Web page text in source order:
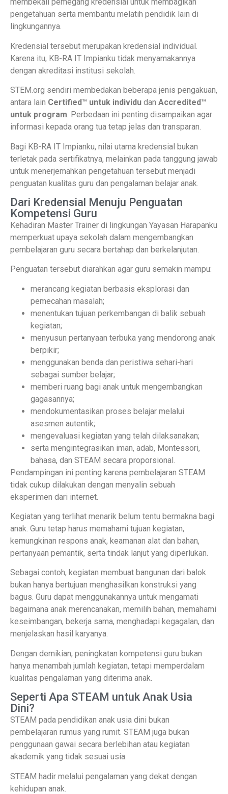
membekali pemegang kredensial untuk membagikan
pengetahuan serta membantu melatih pendidik lain di
lingkungannya.
Kredensial tersebut merupakan kredensial individual.
Karena itu, KB-RA IT Impianku tidak menyamakannya
dengan akreditasi institusi sekolah.
STEM.org sendiri membedakan beberapa jenis pengakuan,
antara lain Certified™ untuk individu dan Accredited™
untuk program. Perbedaan ini penting disampaikan agar
informasi kepada orang tua tetap jelas dan transparan.
Bagi KB-RA IT Impianku, nilai utama kredensial bukan
terletak pada sertifikatnya, melainkan pada tanggung jawab
untuk menerjemahkan pengetahuan tersebut menjadi
penguatan kualitas guru dan pengalaman belajar anak.
Dari Kredensial Menuju Penguatan
Kompetensi Guru
Kehadiran Master Trainer di lingkungan Yayasan Harapanku
memperkuat upaya sekolah dalam mengembangkan
pembelajaran guru secara bertahap dan berkelanjutan.
Penguatan tersebut diarahkan agar guru semakin mampu:
merancang kegiatan berbasis eksplorasi dan
pemecahan masalah;
menentukan tujuan perkembangan di balik sebuah
kegiatan;
menyusun pertanyaan terbuka yang mendorong anak
berpikir;
menggunakan benda dan peristiwa sehari-hari
sebagai sumber belajar;
memberi ruang bagi anak untuk mengembangkan
gagasannya;
mendokumentasikan proses belajar melalui
asesmen autentik;
mengevaluasi kegiatan yang telah dilaksanakan;
serta mengintegrasikan iman, adab, Montessori,
bahasa, dan STEAM secara proporsional.
Pendampingan ini penting karena pembelajaran STEAM
tidak cukup dilakukan dengan menyalin sebuah
eksperimen dari internet.
Kegiatan yang terlihat menarik belum tentu bermakna bagi
anak. Guru tetap harus memahami tujuan kegiatan,
kemungkinan respons anak, keamanan alat dan bahan,
pertanyaan pemantik, serta tindak lanjut yang diperlukan.
Sebagai contoh, kegiatan membuat bangunan dari balok
bukan hanya bertujuan menghasilkan konstruksi yang
bagus. Guru dapat menggunakannya untuk mengamati
bagaimana anak merencanakan, memilih bahan, memahami
keseimbangan, bekerja sama, menghadapi kegagalan, dan
menjelaskan hasil karyanya.
Dengan demikian, peningkatan kompetensi guru bukan
hanya menambah jumlah kegiatan, tetapi memperdalam
kualitas pengalaman yang diterima anak.
Seperti Apa STEAM untuk Anak Usia
Dini?
STEAM pada pendidikan anak usia dini bukan
pembelajaran rumus yang rumit. STEAM juga bukan
penggunaan gawai secara berlebihan atau kegiatan
akademik yang tidak sesuai usia.
STEAM hadir melalui pengalaman yang dekat dengan
kehidupan anak.